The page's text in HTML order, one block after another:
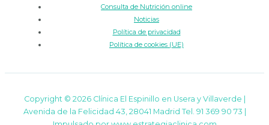
Consulta de Nutrición online
Noticias
Política de privacidad
Política de cookies (UE)
Copyright © 2026 Clínica El Espinillo en Usera y Villaverde |
Avenida de la Felicidad 43, 28041 Madrid Tel. 91 369 90 73 |